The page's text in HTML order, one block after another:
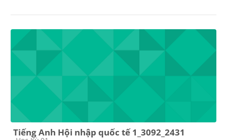
Tiếng Anh Hội nhập quốc tế 1_3092_2431